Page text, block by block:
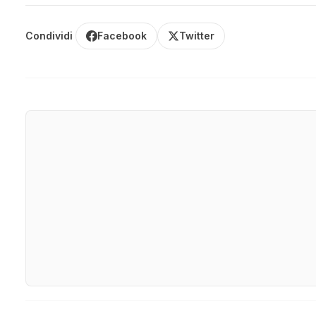
Condividi Facebook Twitter